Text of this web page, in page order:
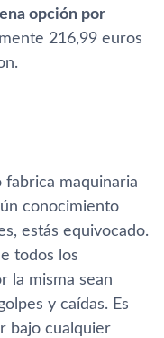
opción por
216,99 euros
fabrica maquinaria
conocimiento
estás equivocado.
todos los
la misma sean
y caídas. Es
bajo cualquier